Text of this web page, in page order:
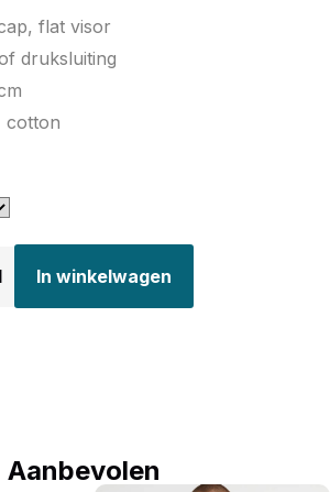
flat visor
druksluiting
cotton
In winkelwagen
Aanbevolen